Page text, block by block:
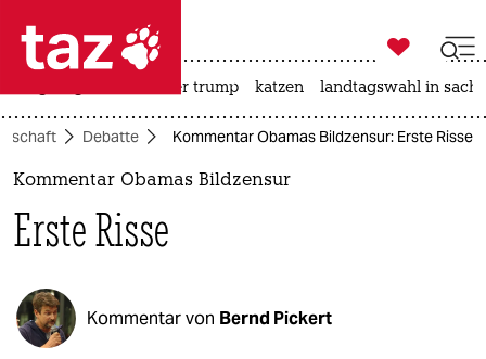
 taz zahl ich
taz zahl ich
politik
öko
gesellschaft

taz zahl ich
usa unter trump katzen landtagswahl in
Debatte Kommentar Obamas Bildzensur: Erste Risse
Kommentar Obamas Bildzensur
Erste Risse
Kommentar von Bernd Pickert